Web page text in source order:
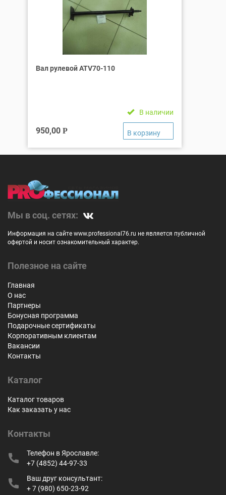
Вал рулевой ATV70-110
В наличии
950,00 Р
Мы в соц. сетях:
Информация на сайте www.professional76.ru не является публичной
офертой и носит ознакомительный характер.
Полезное на сайте
Главная
О нас
Партнеры
Бонусная программа
Подарочные сертификаты
Корпоративным клиентам
Вакансии
Контакты
Каталог
Каталог товаров
Как заказать у нас
Контакты
Телефон в Ярославле:
+7 (4852) 44-97-33
Ваш друг консультант:
+ 7 (980) 650-23-92